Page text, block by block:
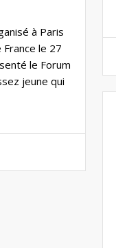
à Paris
le 27
le Forum
jeune qui